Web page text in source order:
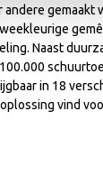
gemaakt
Naast
in 18
vind